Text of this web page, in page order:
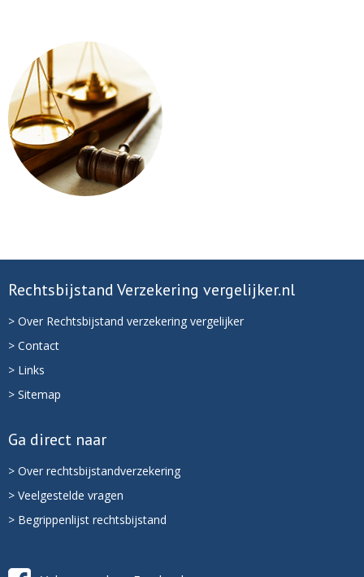
Rechtsbijstand Verzekering vergelijker.nl
> Over Rechtsbijstand verzekering vergelijker
> Contact
> Links
> Sitemap
Ga direct naar
> Over rechtsbijstandverzekering
> Veelgestelde vragen
> Begrippenlijst rechtsbijstand